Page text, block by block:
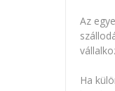
Az
Ha